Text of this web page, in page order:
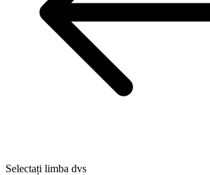
Selectați limba dvs